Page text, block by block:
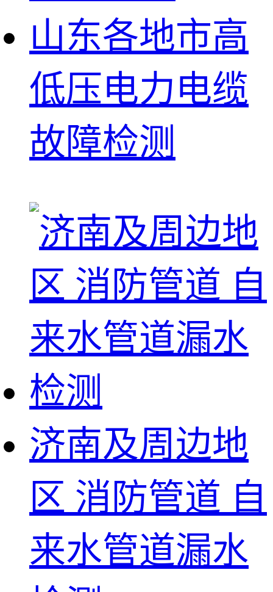
山东各地市高
低压电力电缆
故障检测
济南及周边地
区 消防管道 自
来水管道漏水